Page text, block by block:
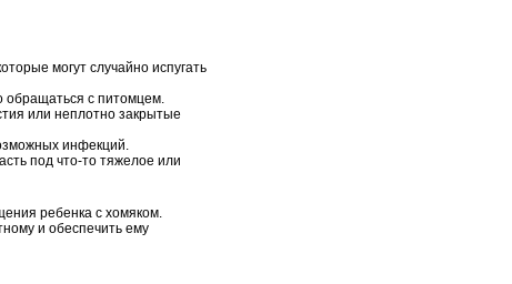
могут случайно испугать
обращаться с питомцем.
или неплотно закрытые
инфекций.
под что-то тяжелое или
ребенка с хомяком.
и обеспечить ему